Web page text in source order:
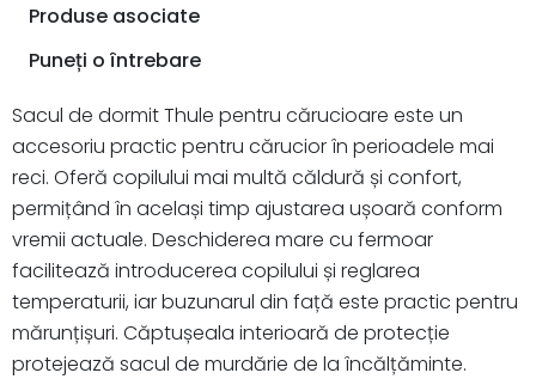
Produse asociate
Puneți o întrebare
Sacul de dormit Thule pentru cărucioare este un
accesoriu practic pentru cărucior în perioadele mai
reci. Oferă copilului mai multă căldură și confort,
permițând în același timp ajustarea ușoară conform
vremii actuale. Deschiderea mare cu fermoar
facilitează introducerea copilului și reglarea
temperaturii, iar buzunarul din față este practic pentru
mărunțișuri. Căptușeala interioară de protecție
protejează sacul de murdărie de la încălțăminte.